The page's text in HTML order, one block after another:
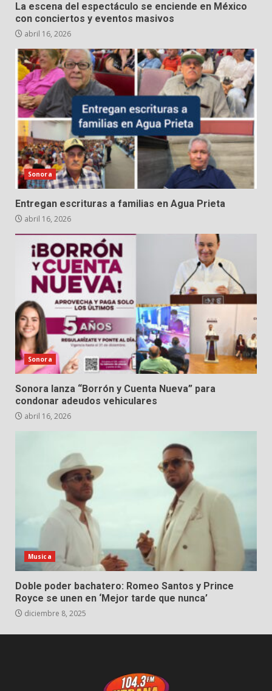
La escena del espectáculo se enciende en México
con conciertos y eventos masivos
abril 16, 2026
Sonora
Entregan escrituras a familias en Agua Prieta
abril 16, 2026
Sonora
Sonora lanza “Borrón y Cuenta Nueva” para
condonar adeudos vehiculares
abril 16, 2026
Musica
Doble poder bachatero: Romeo Santos y Prince
Royce se unen en ‘Mejor tarde que nunca’
diciembre 8, 2025